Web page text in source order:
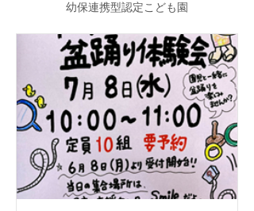
幼保連携型認定こども園